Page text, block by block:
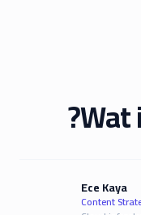
Wat
Ece Kaya
Content